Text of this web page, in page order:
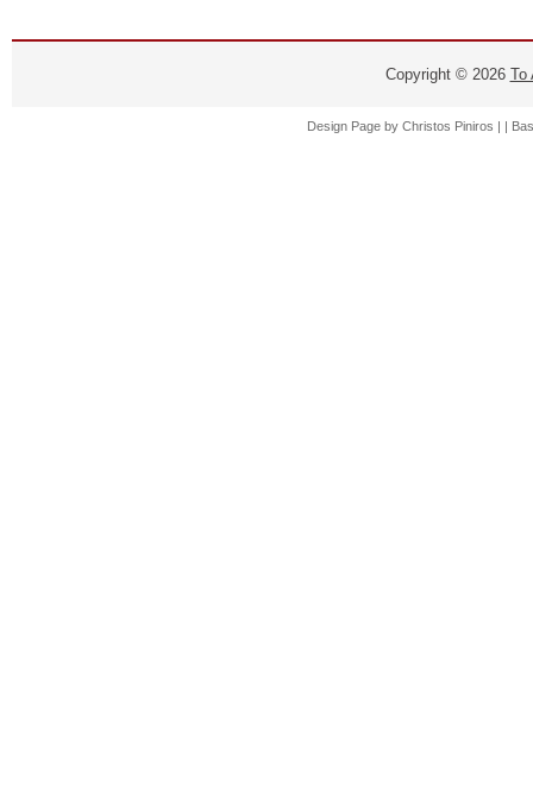
Copyright © 2026 Το
Design Page by Christos Piniros | |